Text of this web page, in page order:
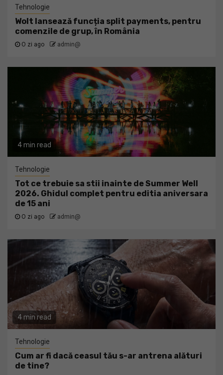
Tehnologie
Wolt lansează funcția split payments, pentru
comenzile de grup, în România
O zi ago admin@
4 min read
Tehnologie
Tot ce trebuie sa stii inainte de Summer Well
2026. Ghidul complet pentru editia aniversara
de 15 ani
O zi ago admin@
4 min read
Tehnologie
Cum ar fi dacă ceasul tău s-ar antrena alături
de tine?